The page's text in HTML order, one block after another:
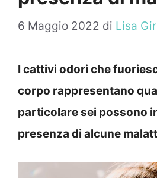
6 Maggio 2022 di Lisa
I cattivi odori che
corpo rappresentano
particolare sei possono
presenza di alcune